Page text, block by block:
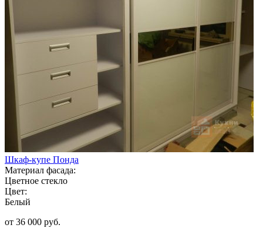
Шкаф-купе Понда
Материал фасада:
Цветное стекло
Цвет:
Белый
от 36 000 руб.